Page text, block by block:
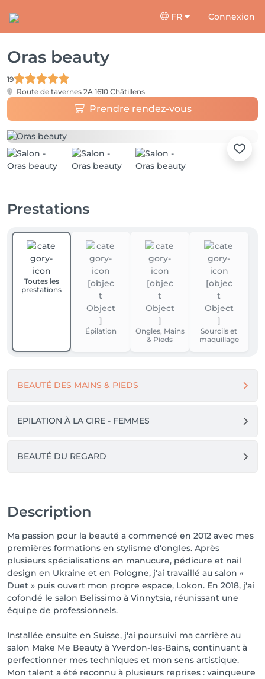
FR Connexion
Oras beauty
19
Route de tavernes 2A 1610 Châtillens
Prendre rendez-vous
Prestations
Toutes les
prestations
Épilation
Ongles, Mains
& Pieds
Sourcils et
maquillage
BEAUTÉ DES MAINS & PIEDS
EPILATION À LA CIRE - FEMMES
BEAUTÉ DU REGARD
Description
Ma passion pour la beauté a commencé en 2012 avec mes
premières formations en stylisme d'ongles. Après
plusieurs spécialisations en manucure, pédicure et nail
design en Ukraine et en Pologne, j'ai travaillé au salon «
Duet » puis ouvert mon propre espace, Lokon. En 2018, j'ai
cofondé le salon Belissimo à Vinnytsia, réunissant une
équipe de professionnels.
Installée ensuite en Suisse, j'ai poursuivi ma carrière au
salon Make Me Beauty à Yverdon-les-Bains, continuant à
perfectionner mes techniques et mon sens artistique.
Mon talent a été reconnu à plusieurs reprises : vainqueure